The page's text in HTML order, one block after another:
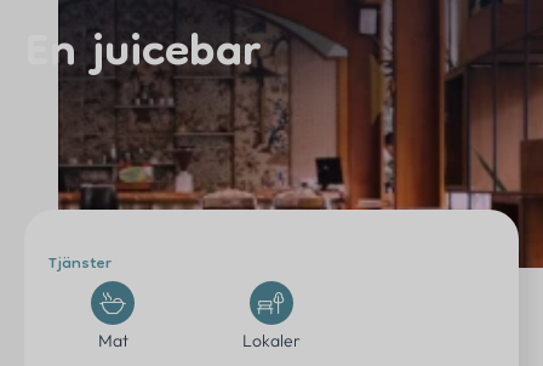
Eventplanering
Anslut dig till EventTjänster
Inspiration
Erbjudanden
En juicebar
Tjänster
Mat Lokaler